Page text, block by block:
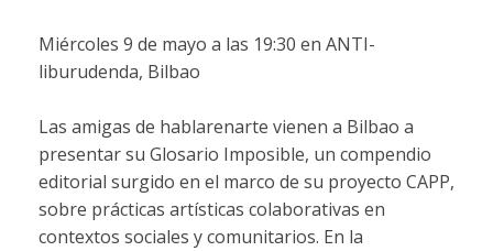
Miércoles 9 de mayo a las 19:30 en ANTI-
liburudenda, Bilbao
Las amigas de hablarenarte vienen a Bilbao a
presentar su Glosario Imposible, un compendio
editorial surgido en el marco de su proyecto CAPP,
sobre prácticas artísticas colaborativas en
contextos sociales y comunitarios. En la